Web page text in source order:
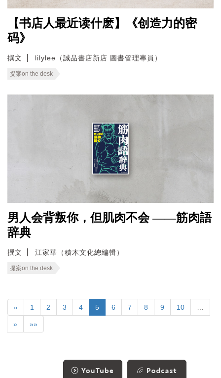
【书店人最近读什麽】《创造力的密
码》
撰文 lilylee（誠品書店新店 圖書管理專員）
提案on the desk
男人会背叛你，但肌肉不会 ——筋肉語
辞典
撰文 江家華（積木文化總編輯）
提案on the desk
« 1 2 3 4 5 6 7 8 9 10
» »»